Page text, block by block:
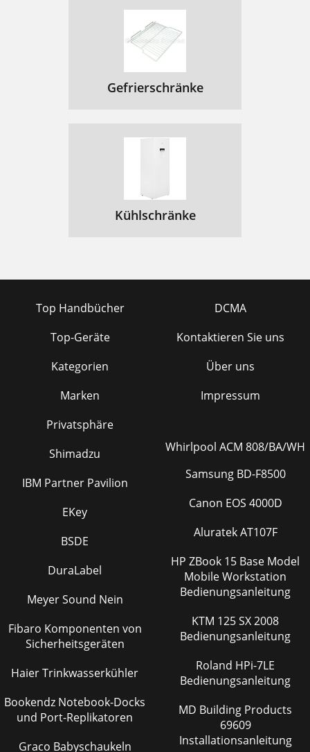
Gefrierschränke
Kühlschränke
Top Handbücher
Top-Geräte
Kategorien
Marken
Privatsphäre
DCMA
Kontaktieren Sie uns
Über uns
Impressum
Shimadzu
IBM Partner Pavilion
EKey
BSDE
DuraLabel
Meyer Sound Nein
Fibaro Komponenten von
Sicherheitsgeräten
Haier Trinkwasserkühler
Bookendz Notebook-Docks
und Port-Replikatoren
Graco Babyschaukeln
Whirlpool ACM 808/BA/WH
Samsung BD-F8500
Canon EOS 4000D
Aluratek AT107F
HP ZBook 15 Base Model
Mobile Workstation
Bedienungsanleitung
KTM 125 SX 2008
Bedienungsanleitung
Roland HPi-7LE
Bedienungsanleitung
MD Building Products
69609
Installationsanleitung